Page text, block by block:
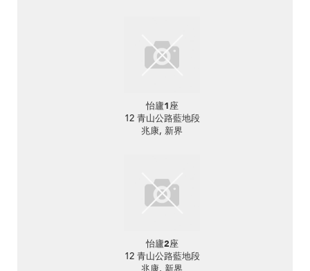
怡廬1座
12 青山公路藍地段
兆康, 新界
怡廬2座
12 青山公路藍地段